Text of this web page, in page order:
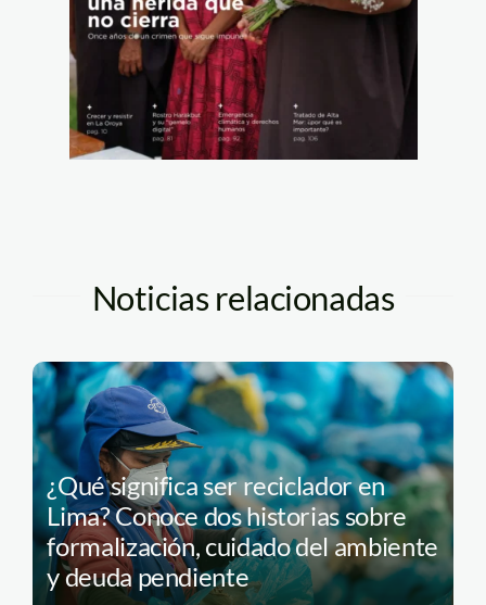
Noticias relacionadas
¿Qué significa ser reciclador en
Lima? Conoce dos historias sobre
formalización, cuidado del ambiente
y deuda pendiente